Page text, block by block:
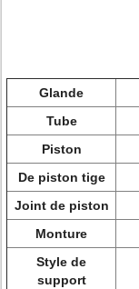
Glande
Tube
Piston
De piston tige
Joint de piston
Monture
Style de
support